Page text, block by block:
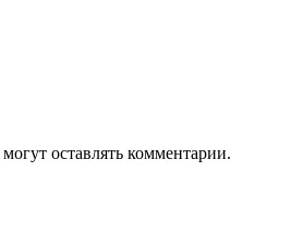
оставлять комментарии.